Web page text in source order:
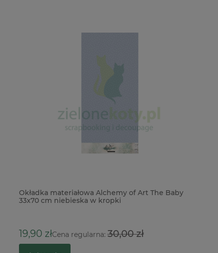
Okładka materiałowa Alchemy of Art The Baby
33x70 cm niebieska w kropki
19,90 złCena regularna:30,00 zł